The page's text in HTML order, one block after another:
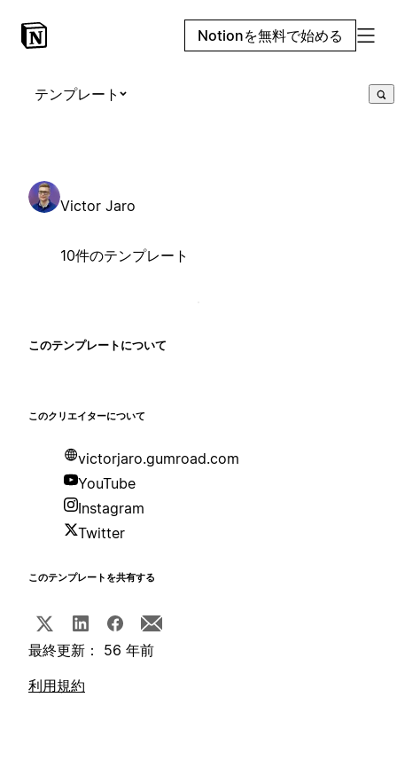
Notionを無料で始める
テンプレート
Victor Jaro
10件のテンプレート
このテンプレートについて
このクリエイターについて
victorjaro.gumroad.com
YouTube
Instagram
Twitter
このテンプレートを共有する
最終更新： 56 年前
利用規約